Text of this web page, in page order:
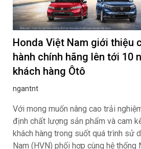
Honda Việt Nam giới thiệu
hành chính hãng lên tới 10
khách hàng Ôtô
ngantnt
Với mong muốn nâng cao trải
định chất lượng sản phẩm và cam
khách hàng trong suốt quá trình sử
Nam (HVN) phối hợp cùng hệ thống